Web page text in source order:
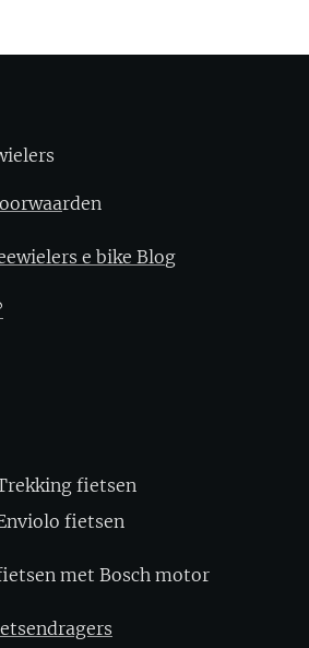
rden
e bike Blog
fietsen
fietsen
met Bosch motor